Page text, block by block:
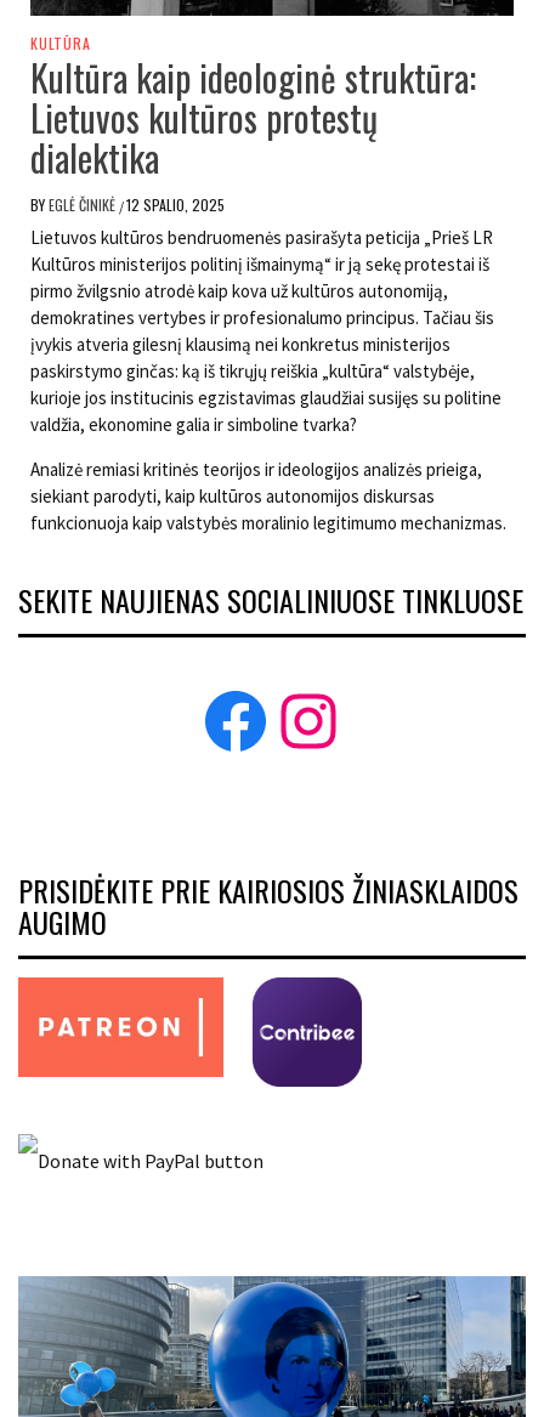
KULTŪRA
Kultūra kaip ideologinė struktūra:
Lietuvos kultūros protestų
dialektika
BYEGLĖ ČINIKĖ /12 SPALIO, 2025
Lietuvos kultūros bendruomenės pasirašyta peticija „Prieš LR
Kultūros ministerijos politinį išmainymą“ ir ją sekę protestai iš
pirmo žvilgsnio atrodė kaip kova už kultūros autonomiją,
demokratines vertybes ir profesionalumo principus. Tačiau šis
įvykis atveria gilesnį klausimą nei konkretus ministerijos
paskirstymo ginčas: ką iš tikrųjų reiškia „kultūra“ valstybėje,
kurioje jos institucinis egzistavimas glaudžiai susijęs su politine
valdžia, ekonomine galia ir simboline tvarka?
Analizė remiasi kritinės teorijos ir ideologijos analizės prieiga,
siekiant parodyti, kaip kultūros autonomijos diskursas
funkcionuoja kaip valstybės moralinio legitimumo mechanizmas.
SEKITE NAUJIENAS SOCIALINIUOSE TINKLUOSE
Facebook
Instagram
PRISIDĖKITE PRIE KAIRIOSIOS ŽINIASKLAIDOS
AUGIMO